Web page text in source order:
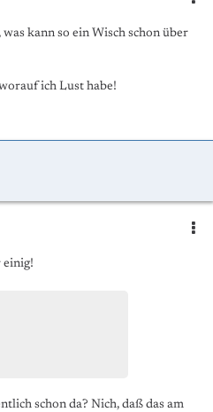
kann so ein Wisch schon über
ich Lust habe!
einig!
schon da? Nich, daß das am